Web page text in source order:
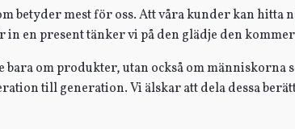
betyder mest för oss. Att våra kunder kan hitta
en present tänker vi på den glädje den
bara om produkter, utan också om
till generation. Vi älskar att dela dessa